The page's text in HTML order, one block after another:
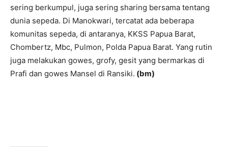
sering berkumpul, juga sering sharing bersama tentang
dunia sepeda. Di Manokwari, tercatat ada beberapa
komunitas sepeda, di antaranya, KKSS Papua Barat,
Chombertz, Mbc, Pulmon, Polda Papua Barat. Yang rutin
juga melakukan gowes, grofy, gesit yang bermarkas di
Prafi dan gowes Mansel di Ransiki. (bm)